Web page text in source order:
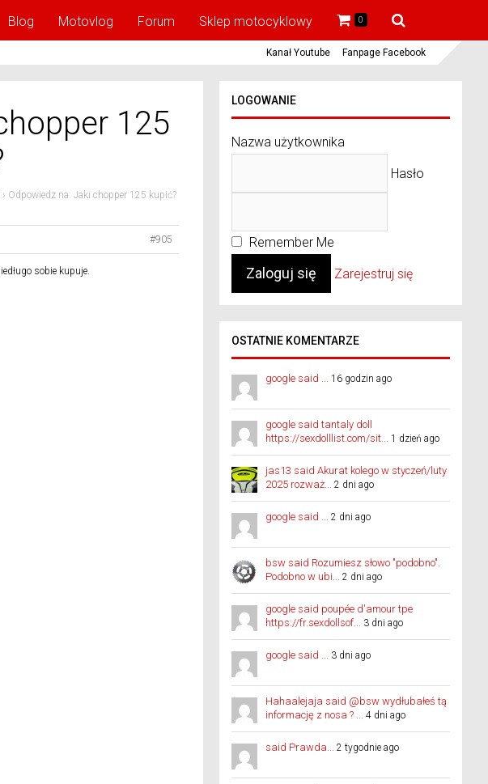
Blog Motovlog Forum Sklep motocyklowy 0
Kanał Youtube Fanpage Facebook
125
› Odpowiedz na: Jaki chopper 125 kupić?
#905
sobie kupuje.
LOGOWANIE
Nazwa użytkownika
Hasło
Remember Me
Zarejestruj się
OSTATNIE KOMENTARZE
google said ... 16 godzin ago
google said tantaly doll
https://sexdolllist.com/sit... 1 dzień ago
jas13 said Akurat kolego w styczeń/luty
2025 rozważ... 2 dni ago
google said ... 2 dni ago
bsw said Rozumiesz słowo "podobno".
Podobno w ubi... 2 dni ago
google said poupée d'amour tpe
https://fr.sexdollsof... 3 dni ago
google said ... 3 dni ago
Hahaalejaja said @bsw wydłubałeś tą
informację z nosa ? ... 4 dni ago
said Prawda... 2 tygodnie ago